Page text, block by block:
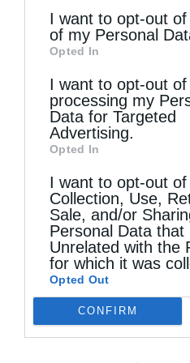
information may also
third parties on the
Downstream
disclose it to other
I want to opt-out
of my Personal
Opted In
I want to opt-out of
processing my
Data for Targeted
Advertising.
Opted In
I want to opt-out of
Collection, Use,
Sale, and/or
Personal Data that
Unrelated with the
for which it was
Opted Out
CONFIRM
βάση τον βυζαντινό,
σ’ αυτόν και στοιχεία
Όπως παρατηρεί ο
«ενεπνέοντο από το
δημοκρατικόν και
σέβεται την οντότητα
Εθνών». Οι δύο
αγάπησαν ειλικρινά το
διακόνησαν με
παν για να τον